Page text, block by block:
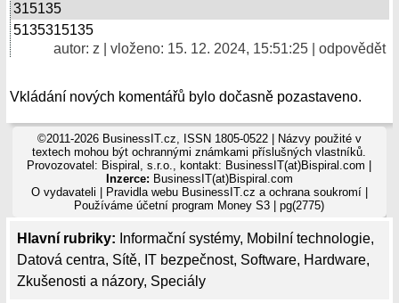
Hlavní rubriky: Informační systémy, Mobilní technologie,
Datová centra, Sítě, IT bezpečnost, Software, Hardware,
Zkušenosti a názory, Speciály
315135
5135315135
autor: z | vloženo: 15. 12. 2024, 15:51:25 | odpovědět
Vkládání nových komentářů bylo dočasně pozastaveno.
©2011-2026 BusinessIT.cz, ISSN 1805-0522 | Názvy použité v
textech mohou být ochrannými známkami příslušných vlastníků.
Provozovatel: Bispiral, s.r.o., kontakt: BusinessIT(at)Bispiral.com |
Inzerce: BusinessIT(at)Bispiral.com
O vydavateli
Pravidla webu BusinessIT.cz a ochrana soukromí|
Používámeúčetní program Money S3 | pg(2775)